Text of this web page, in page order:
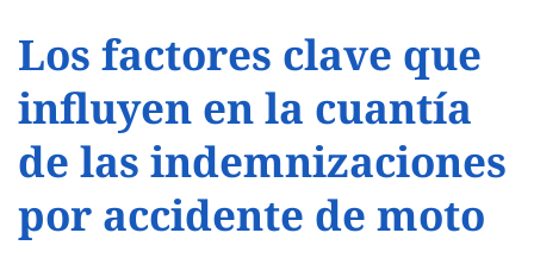
Los factores clave que
influyen en la cuantía
de las indemnizaciones
por accidente de moto